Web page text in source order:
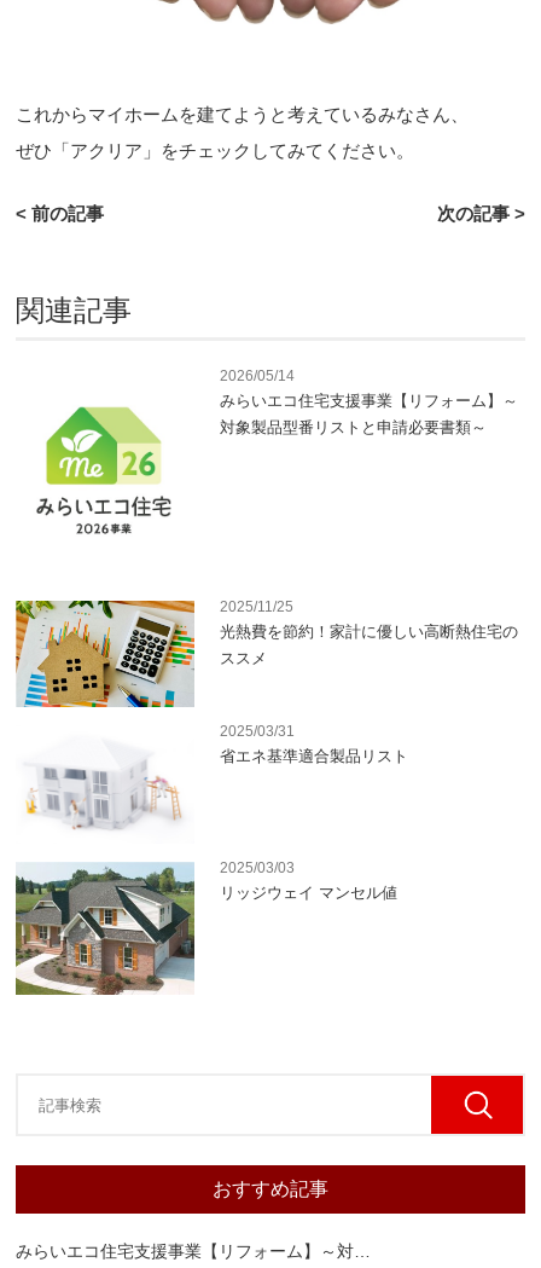
これからマイホームを建てようと考えているみなさん、
ぜひ「アクリア」をチェックしてみてください。
< 前の記事 次の記事 >
関連記事
2026/05/14
みらいエコ住宅支援事業【リフォーム】～
対象製品型番リストと申請必要書類～
2025/11/25
光熱費を節約！家計に優しい高断熱住宅の
ススメ
2025/03/31
省エネ基準適合製品リスト
2025/03/03
リッジウェイ マンセル値
おすすめ記事
みらいエコ住宅支援事業【リフォーム】～対